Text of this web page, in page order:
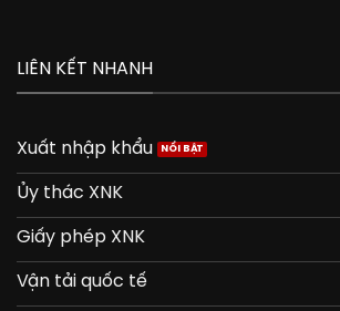
LIÊN KẾT NHANH
Xuất nhập khẩu
Ủy thác XNK
Giấy phép XNK
Vận tải quốc tế